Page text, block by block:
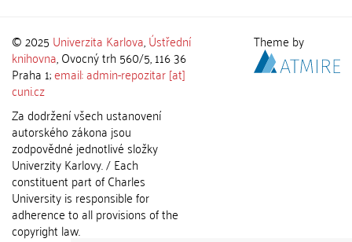
© 2025 Univerzita Karlova,Ústřední
knihovna, Ovocný trh 560/5, 116 36
Praha 1;email: admin-repozitar [at]
cuni.cz
Za dodržení všech ustanovení
autorského zákona jsou
zodpovědné jednotlivé složky
Univerzity Karlovy. / Each
constituent part of Charles
University is responsible for
adherence to all provisions of the
copyright law.
Theme by